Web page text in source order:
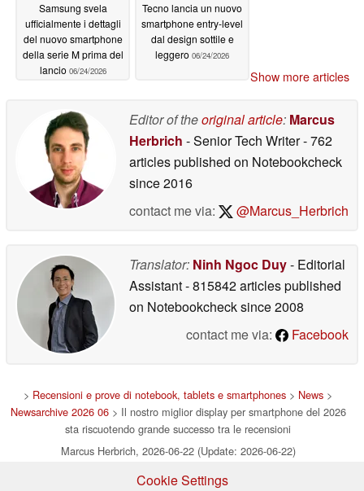
Samsung svela
ufficialmente i dettagli
del nuovo smartphone
della serie M prima del
lancio 06/24/2026
Tecno lancia un nuovo
smartphone entry-level
dal design sottile e
leggero 06/24/2026
Show more articles
Editor of theoriginal article: Marcus
Herbrich - Senior Tech Writer- 762
articles published on Notebookcheck
since 2016
contact me via:
@Marcus_Herbrich
Translator: Ninh Ngoc Duy- Editorial
Assistant- 815842 articles published
on Notebookchecksince 2008
contact me via:
Facebook
> Recensioni e prove di notebook, tablets e smartphones > News >
Newsarchive 2026 06> Il nostro miglior display per smartphone del 2026
sta riscuotendo grande successo tra le recensioni
Marcus Herbrich, 2026-06-22 (Update: 2026-06-22)
Cookie Settings